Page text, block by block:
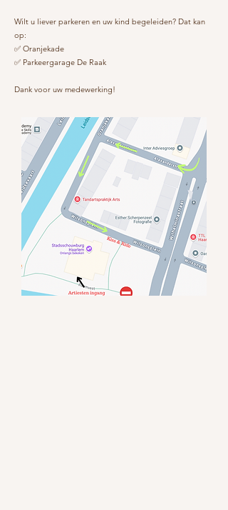
Wilt u liever parkeren en uw kind begeleiden? Dat kan
op:
✅ Oranjekade
✅ Parkeergarage De Raak
Dank voor uw medewerking!